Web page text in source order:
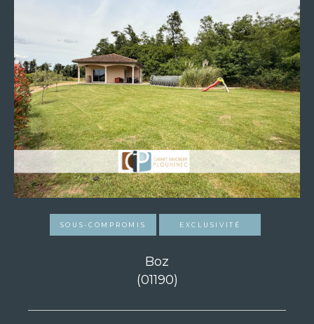
SOUS-COMPROMIS EXCLUSIVITÉ
Boz
(01190)